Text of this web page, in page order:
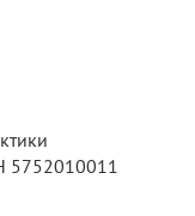
5752010011